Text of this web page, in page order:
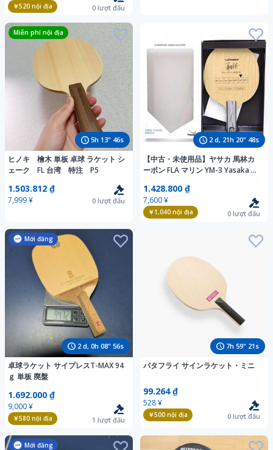
￥520nội địa 0 lượt đấu
5h 13" 44s
Miễn phí nội địa
ヒノキ 檜木 単板 卓球 ラケット シ
ェーク FL 台湾 特注 P5
1.503.812 ₫
7,999 ¥ 0 lượt đấu
2 d, 21h 20" 46s
【中古・未使用品】ヤサカ 馬林カ
ーボン FLA マリン YM-3 Yasaka 廃
ンド
1.428.800 ₫
7,600 ¥
￥1,040nội địa 0 lượt đấu
2 d, 0h 08" 54s
Mới đăng
卓球ラケット サイプレスT-MAX 94
ｇ 単板 廃盤
1.692.000 ₫
9,000 ¥
￥580nội địa 1 lượt đấu
7h 59" 19 s
バタフライ サインラケット・ミニ
99.264 ₫
528 ¥
￥500nội địa 0 lượt đấu
Mới đăng